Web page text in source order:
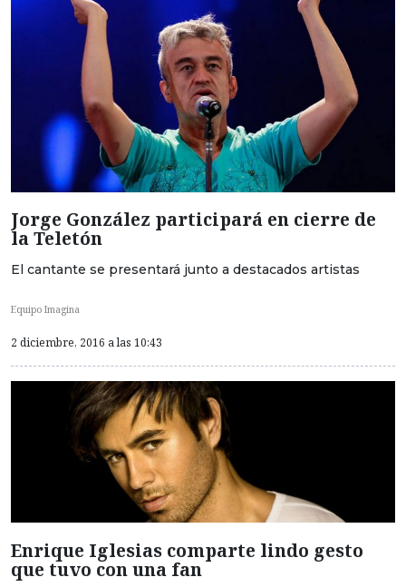
Jorge González participará en cierre de
la Teletón
El cantante se presentará junto a destacados artistas
Equipo Imagina
2 diciembre, 2016 a las 10:43
Enrique Iglesias comparte lindo gesto
que tuvo con una fan